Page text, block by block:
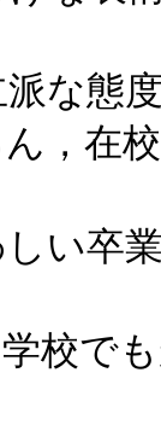
な態
，在
い卒
校で